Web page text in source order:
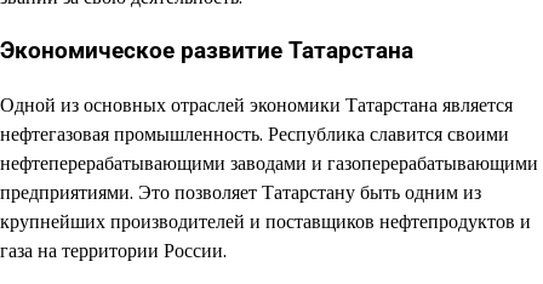
Экономическое развитие Татарстана
Одной из основных отраслей экономики Татарстана является
нефтегазовая промышленность. Республика славится своими
нефтеперерабатывающими заводами и газоперерабатывающими
предприятиями. Это позволяет Татарстану быть одним из
крупнейших производителей и поставщиков нефтепродуктов и
газа на территории России.